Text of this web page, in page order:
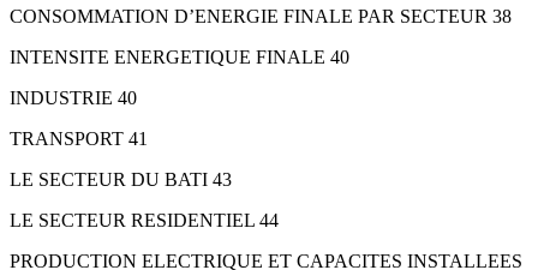
CONSOMMATION D’ENERGIE FINALE PAR SECTEUR 38
INTENSITE ENERGETIQUE FINALE 40
INDUSTRIE 40
TRANSPORT 41
LE SECTEUR DU BATI 43
LE SECTEUR RESIDENTIEL 44
PRODUCTION ELECTRIQUE ET CAPACITES INSTALLEES